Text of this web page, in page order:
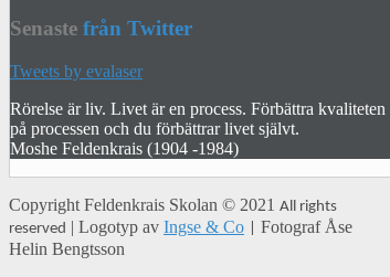
Senaste från Twitter
Tweets by evalaser
Rörelse är liv. Livet är en process. Förbättra kvaliteten
på processen och du förbättrar livet självt.
Moshe Feldenkrais (1904 -1984)
Copyright Feldenkrais Skolan © 2021 All rights
reserved | Logotyp av Ingse & Co
Fotograf Åse
Helin Bengtsson